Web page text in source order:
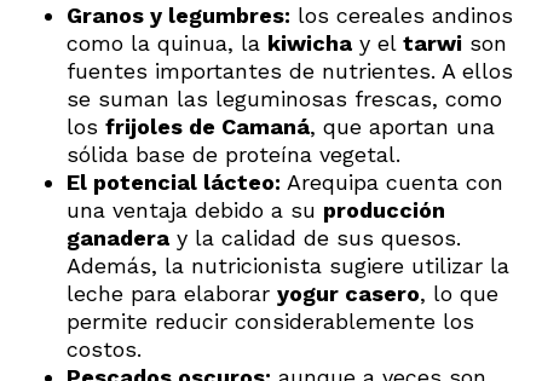
Granos y legumbres: los cereales andinos
como la quinua, la kiwicha y el tarwi son
fuentes importantes de nutrientes. A ellos
se suman las leguminosas frescas, como
los frijoles de Camaná, que aportan una
sólida base de proteína vegetal.
El potencial lácteo: Arequipa cuenta con
una ventaja debido a su producción
ganadera y la calidad de sus quesos.
Además, la nutricionista sugiere utilizar la
leche para elaborar yogur casero, lo que
permite reducir considerablemente los
costos.